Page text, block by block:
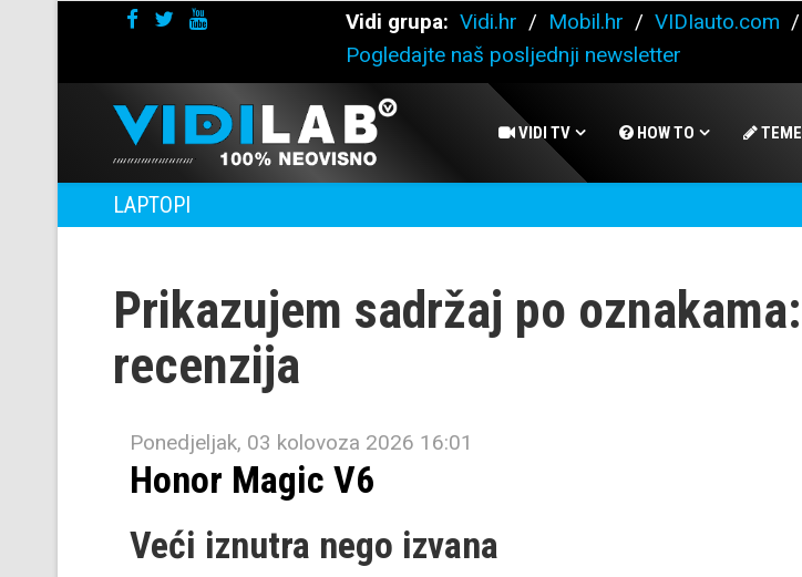
Vidi grupa: Vidi.hr / Mobil.hr / VIDIauto.com /
Pogledajte naš posljednji newsletter
VIDI TV HOW TO TEME
LAPTOPI
Prikazujem sadržaj po oznakama:
recenzija
Ponedjeljak, 03 kolovoza 2026 16:01
Honor Magic V6
Veći iznutra nego izvana